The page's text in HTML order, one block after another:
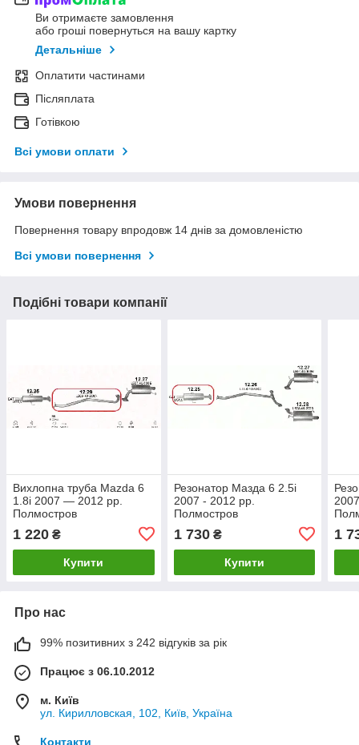
Ви отримаєте замовлення
або гроші повернуться на вашу картку
Детальніше
Оплатити частинами
Післяплата
Готівкою
Всі умови оплати
Умови повернення
Повернення товару впродовж 14 днів за домовленістю
Всі умови повернення
Подібні товари компанії
Вихлопна труба Mazda 6
1.8i 2007 — 2012 рр.
Полмостров
1 220 ₴
Купити
Резонатор Мазда 6 2.5і
2007 - 2012 рр.
Полмостров
1 730₴
Купити
1
Про нас
99% позитивних з 242 відгуків за рік
Працює з 06.10.2012
м. Київ
ул. Кирилловская, 102, Київ, Україна
Контакти